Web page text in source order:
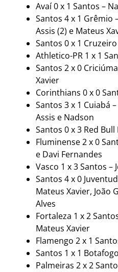
Avaí 0 x 1 Santos –
Santos 4 x 1 Grêmio
Assis (2) e Mateus
Santos 0 x 1 Cruzeiro
Athletico-PR 1 x 1
Santos 2 x 0
Xavier
Corinthians 0 x 0
Santos 3 x 1 Cuiabá
Assis e Nadson
Santos 0 x 3 Red
Fluminense 2 x 0
e Davi Fernandes
Vasco 1 x 3 Santos –
Santos 4 x 0
Mateus Xavier, João
Alves
Fortaleza 1 x 2
Mateus Xavier
Flamengo 2 x 1
Santos 1 x 1
Palmeiras 2 x 2